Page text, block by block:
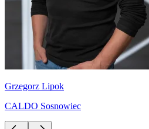
Grzegorz Lipok
CALDO Sosnowiec